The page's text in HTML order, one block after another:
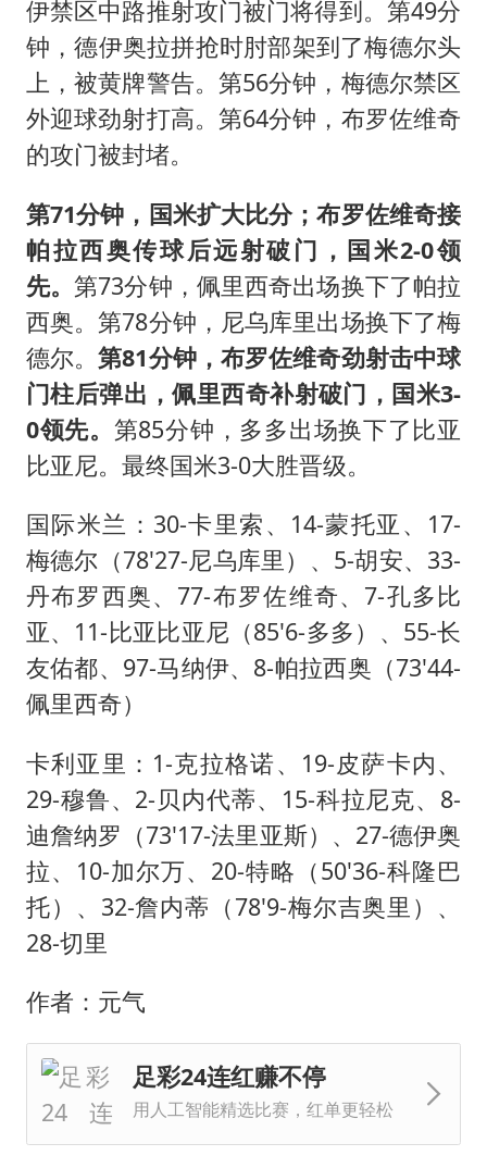
伊禁区中路推射攻门被门将得到。第49分
钟，德伊奥拉拼抢时肘部架到了梅德尔头
上，被黄牌警告。第56分钟，梅德尔禁区
外迎球劲射打高。第64分钟，布罗佐维奇
的攻门被封堵。
第71分钟，国米扩大比分；布罗佐维奇接
帕拉西奥传球后远射破门，国米2-0领
先。第73分钟，佩里西奇出场换下了帕拉
西奥。第78分钟，尼乌库里出场换下了梅
德尔。第81分钟，布罗佐维奇劲射击中球
门柱后弹出，佩里西奇补射破门，国米3-
0领先。 第85分钟，多多出场换下了比亚
比亚尼。最终国米3-0大胜晋级。
国际米兰：30-卡里索、14-蒙托亚、17-
梅德尔（78'27-尼乌库里）、5-胡安、33-
丹布罗西奥、77-布罗佐维奇、7-孔多比
亚、11-比亚比亚尼（85'6-多多）、55-长
友佑都、97-马纳伊、8-帕拉西奥（73'44-
佩里西奇）
卡利亚里：1-克拉格诺、19-皮萨卡内、
29-穆鲁、2-贝内代蒂、15-科拉尼克、8-
迪詹纳罗（73'17-法里亚斯）、27-德伊奥
拉、10-加尔万、20-特略（50'36-科隆巴
托）、32-詹内蒂（78'9-梅尔吉奥里）、
28-切里
作者：元气
足彩24连红赚不停
用人工智能精选比赛，红单更轻松